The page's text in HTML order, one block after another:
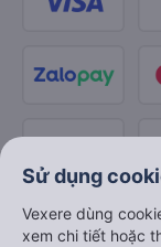
Sử dụng
Vexere dùng
xem chi tiết hoặc